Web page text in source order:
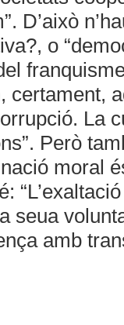
D’això
o
certament,
La
Però
moral
seua
amb